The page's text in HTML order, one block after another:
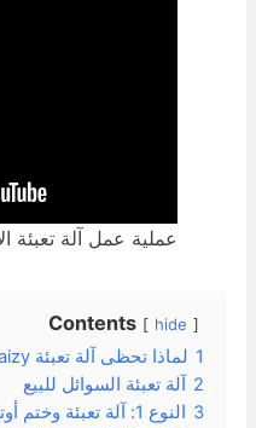
عملية عمل آلة تعبئة
Contents hide
لماذا تحظى آلة تعبئة Taizy للسائل بشعبية كبيرة؟
آلة تعبئة السوائل للبيع
النوع 1: آلة تعبئة وختم أوتوماتيكية بالكامل